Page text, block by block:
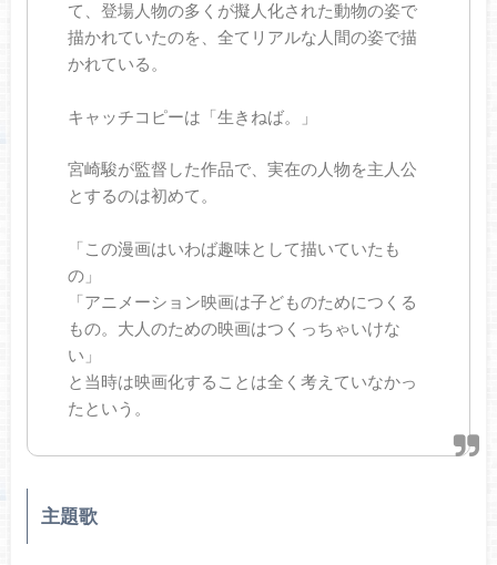
て、登場人物の多くが擬人化された動物の姿で
描かれていたのを、全てリアルな人間の姿で描
かれている。
キャッチコピーは「生きねば。」
宮崎駿が監督した作品で、実在の人物を主人公
とするのは初めて。
「この漫画はいわば趣味として描いていたも
の」
「アニメーション映画は子どものためにつくる
もの。大人のための映画はつくっちゃいけな
い」
と当時は映画化することは全く考えていなかっ
たという。
主題歌